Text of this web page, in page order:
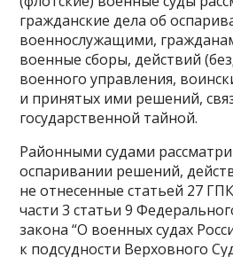
гражданские дела об
военнослужащими,
военные сборы, действий
военного управления,
и принятых ими решений,
государственной тайной.
Районными судами
оспаривании решений,
не отнесенные статьей 27
части 3 статьи 9
закона “О военных судах
к подсудности Верховного